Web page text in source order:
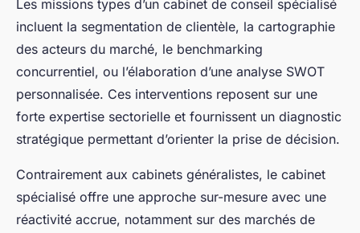
Les missions types d’un cabinet de conseil spécialisé
incluent la segmentation de clientèle, la cartographie
des acteurs du marché, le benchmarking
concurrentiel, ou l’élaboration d’une analyse SWOT
personnalisée. Ces interventions reposent sur une
forte expertise sectorielle et fournissent un diagnostic
stratégique permettant d’orienter la prise de décision.
Contrairement aux cabinets généralistes, le cabinet
spécialisé offre une approche sur-mesure avec une
réactivité accrue, notamment sur des marchés de